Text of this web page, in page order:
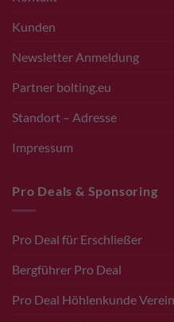
Kunden
Newsletter Anmeldung
Partner bolting.eu
Standort – Adresse
Impressum
Pro Deals & Sponsoring
Pro Deal für Erschließer
Bergführer Pro Deal
Pro Deal Höhlenkunde